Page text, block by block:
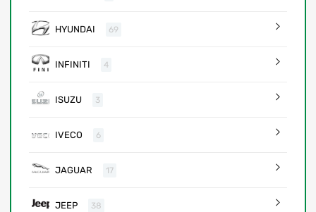
HYUNDAI 69
INFINITI 4
ISUZU 3
IVECO 6
JAGUAR 17
JEEP 38